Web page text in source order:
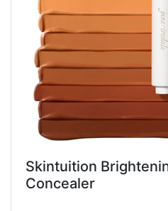
Skintuition
Concealer